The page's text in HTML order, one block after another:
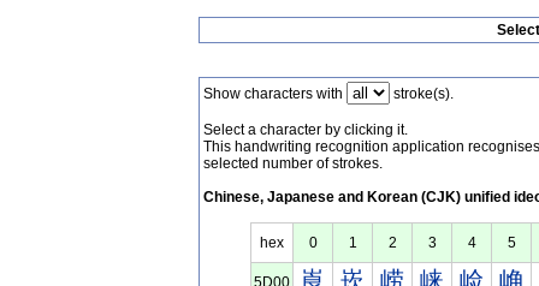
Show characters with stroke(s).
Select a character by clicking it.
This handwriting recognition application
selected number of strokes.
Chinese, Japanese and Korean (CJK) unified
hex 0 1 2 3 4 5
5D00 崀 崁 崂 崃 崄 崅